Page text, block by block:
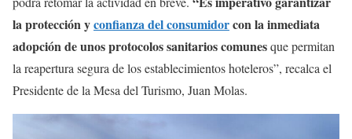
la protección yconfianza del consumidorcon la inmediata
adopción de unos protocolos sanitarios comunesque permitan
la reapertura segura de los establecimientos hoteleros”, recalca el
Presidente de la Mesa del Turismo, Juan Molas.